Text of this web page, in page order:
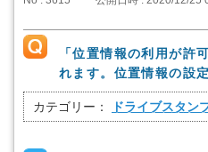
「位置情報の利用が許
れます。位置情報の設
カテゴリー： ドライブスタン